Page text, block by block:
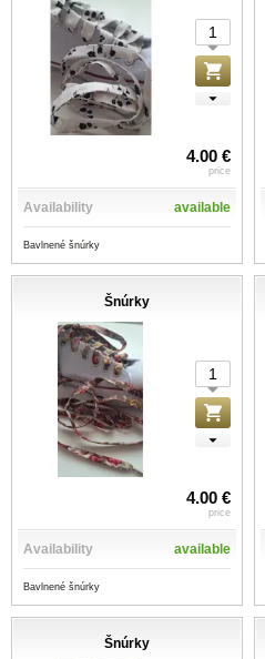
4.00 €
price
Availability available
Bavlnené šnúrky
Šnúrky
4.00 €
price
Availability available
Bavlnené šnúrky
Šnúrky